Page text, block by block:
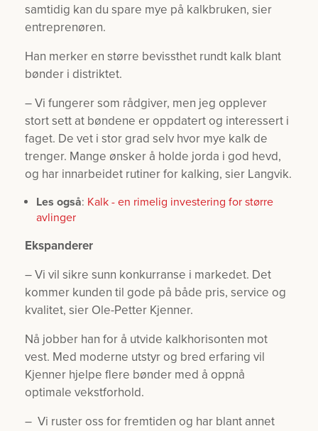
samtidig kan du spare mye på kalkbruken, sier
entreprenøren.
Han merker en større bevissthet rundt kalk blant
bønder i distriktet.
– Vi fungerer som rådgiver, men jeg opplever
stort sett at bøndene er oppdatert og interessert i
faget. De vet i stor grad selv hvor mye kalk de
trenger. Mange ønsker å holde jorda i god hevd,
og har innarbeidet rutiner for kalking, sier Langvik.
Les også: Kalk - en rimelig investering for større
avlinger
Ekspanderer
– Vi vil sikre sunn konkurranse i markedet. Det
kommer kunden til gode på både pris, service og
kvalitet, sier Ole-Petter Kjenner.
Nå jobber han for å utvide kalkhorisonten mot
vest. Med moderne utstyr og bred erfaring vil
Kjenner hjelpe flere bønder med å oppnå
optimale vekstforhold.
– Vi ruster oss for fremtiden og har blant annet